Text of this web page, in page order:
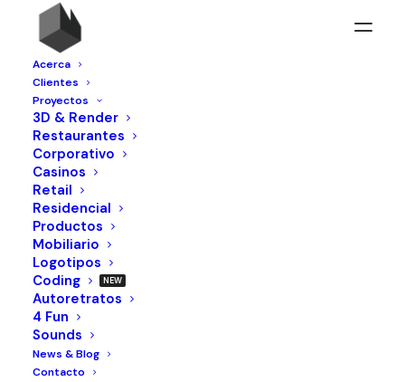
Acerca
Clientes
Proyectos
3D & Render
Restaurantes
Corporativo
Casinos
Retail
Residencial
Productos
Mobiliario
Logotipos
Coding
Autoretratos
4 Fun
Sounds
News & Blog
Contacto
Big Green Egg Store
Diseño para la primer tienda de Big Green
Egg en latinoamerica el cual se produce
desde hace varios años en la planta de
Monterrey de Dal-Tile